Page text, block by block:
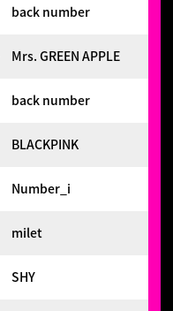
back number
Mrs. GREEN APPLE
back number
BLACKPINK
Number_i
milet
SHY